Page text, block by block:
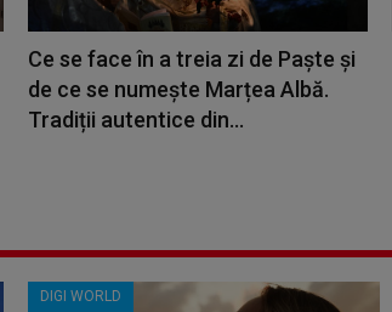
Ce se face în a treia zi de Paște și
de ce se numește Marțea Albă.
Tradiții autentice din...
DIGI WORLD